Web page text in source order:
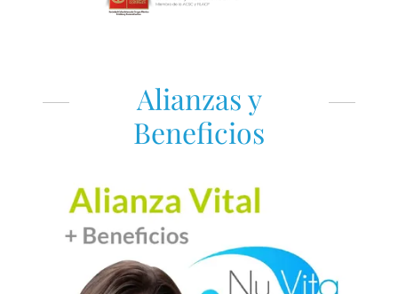
Alianzas y
Beneficios